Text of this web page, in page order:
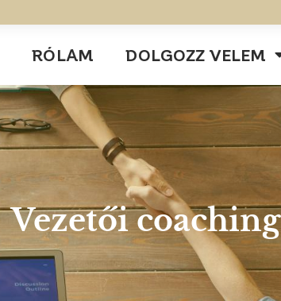
RÓLAM DOLGOZZ VELEM
Vezetői coaching